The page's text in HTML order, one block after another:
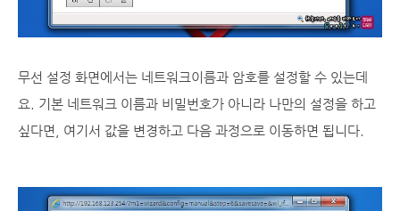
무선 설정 화면에서는 네트워크이름과 암호를 설정할 수 있는데
요. 기본 네트워크 이름과 비밀번호가 아니라 나만의 설정을 하고
싶다면, 여기서 값을 변경하고 다음 과정으로 이동하면 됩니다.